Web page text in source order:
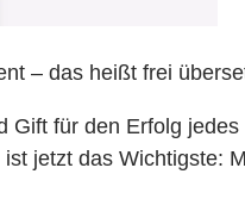
– das heißt frei
für den Erfolg
jetzt das Wichtigste: